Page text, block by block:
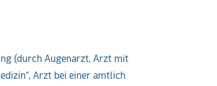
(durch Augenarzt, Arzt mit
Arzt bei einer amtlich